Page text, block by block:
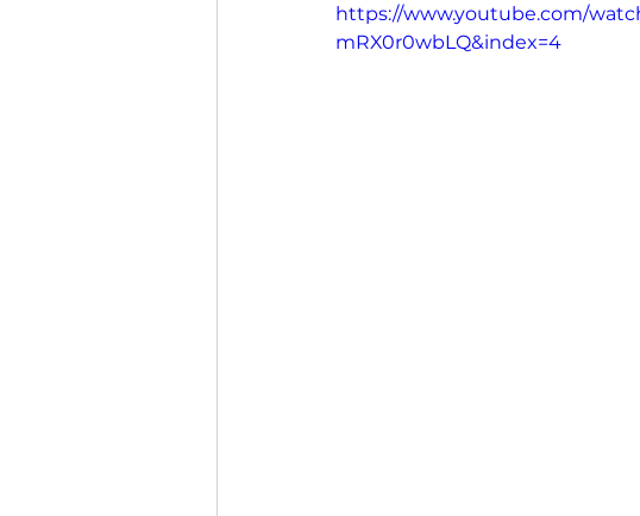
https://www.youtube.com/
mRX0r0wbLQ&index=4